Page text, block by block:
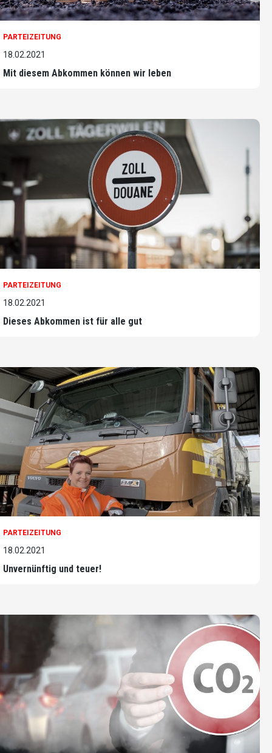
PARTEIZEITUNG
18.02.2021
Mit diesem Abkommen können wir leben
PARTEIZEITUNG
18.02.2021
Dieses Abkommen ist für alle gut
PARTEIZEITUNG
18.02.2021
Unvernünftig und teuer!